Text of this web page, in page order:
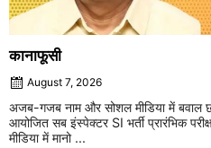
कानाफूसी
August 7, 2026
अजब-गजब नाम और सोशल मीडिया में बवाल
आयोजित सब इंस्पेक्टर SI भर्ती प्रारंभिक
मीडिया में मानो ...